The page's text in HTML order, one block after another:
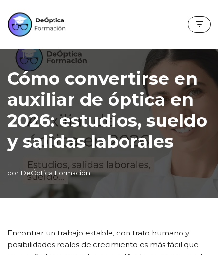
Saltar
al
contenido
Cómo convertirse en
auxiliar de óptica en
2026: estudios, sueldo
y salidas laborales
por DeÓptica Formación
Encontrar un trabajo estable, con trato humano y
posibilidades reales de crecimiento es más fácil que